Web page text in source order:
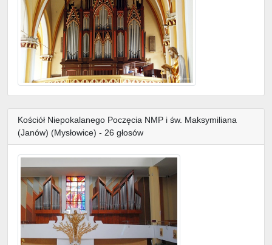
Kościół Niepokalanego Poczęcia NMP i św. Maksymiliana
(Janów) (Mysłowice) - 26 głosów